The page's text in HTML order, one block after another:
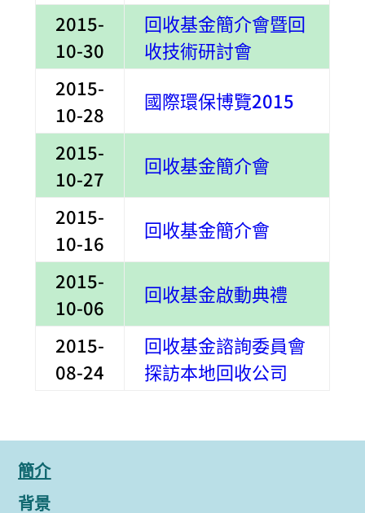
2015-
10-30
回收基金簡介會暨回
收技術研討會
2015-
10-28
國際環保博覽2015
2015-
10-27
回收基金簡介會
2015-
10-16
回收基金簡介會
2015-
10-06
回收基金啟動典禮
2015-
08-24
回收基金諮詢委員會
探訪本地回收公司
簡介
背景